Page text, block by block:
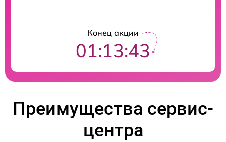
Конец акции
01:13:42
Преимущества сервис-
центра